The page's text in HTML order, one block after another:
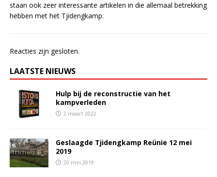
staan ook zeer interessante artikelen in die allemaal betrekking
hebben met het Tjidengkamp.
Reacties zijn gesloten.
LAATSTE NIEUWS
Hulp bij de reconstructie van het
kampverleden
2 maart 2022
Geslaagde Tjidengkamp Reünie 12 mei
2019
20 mei 2019